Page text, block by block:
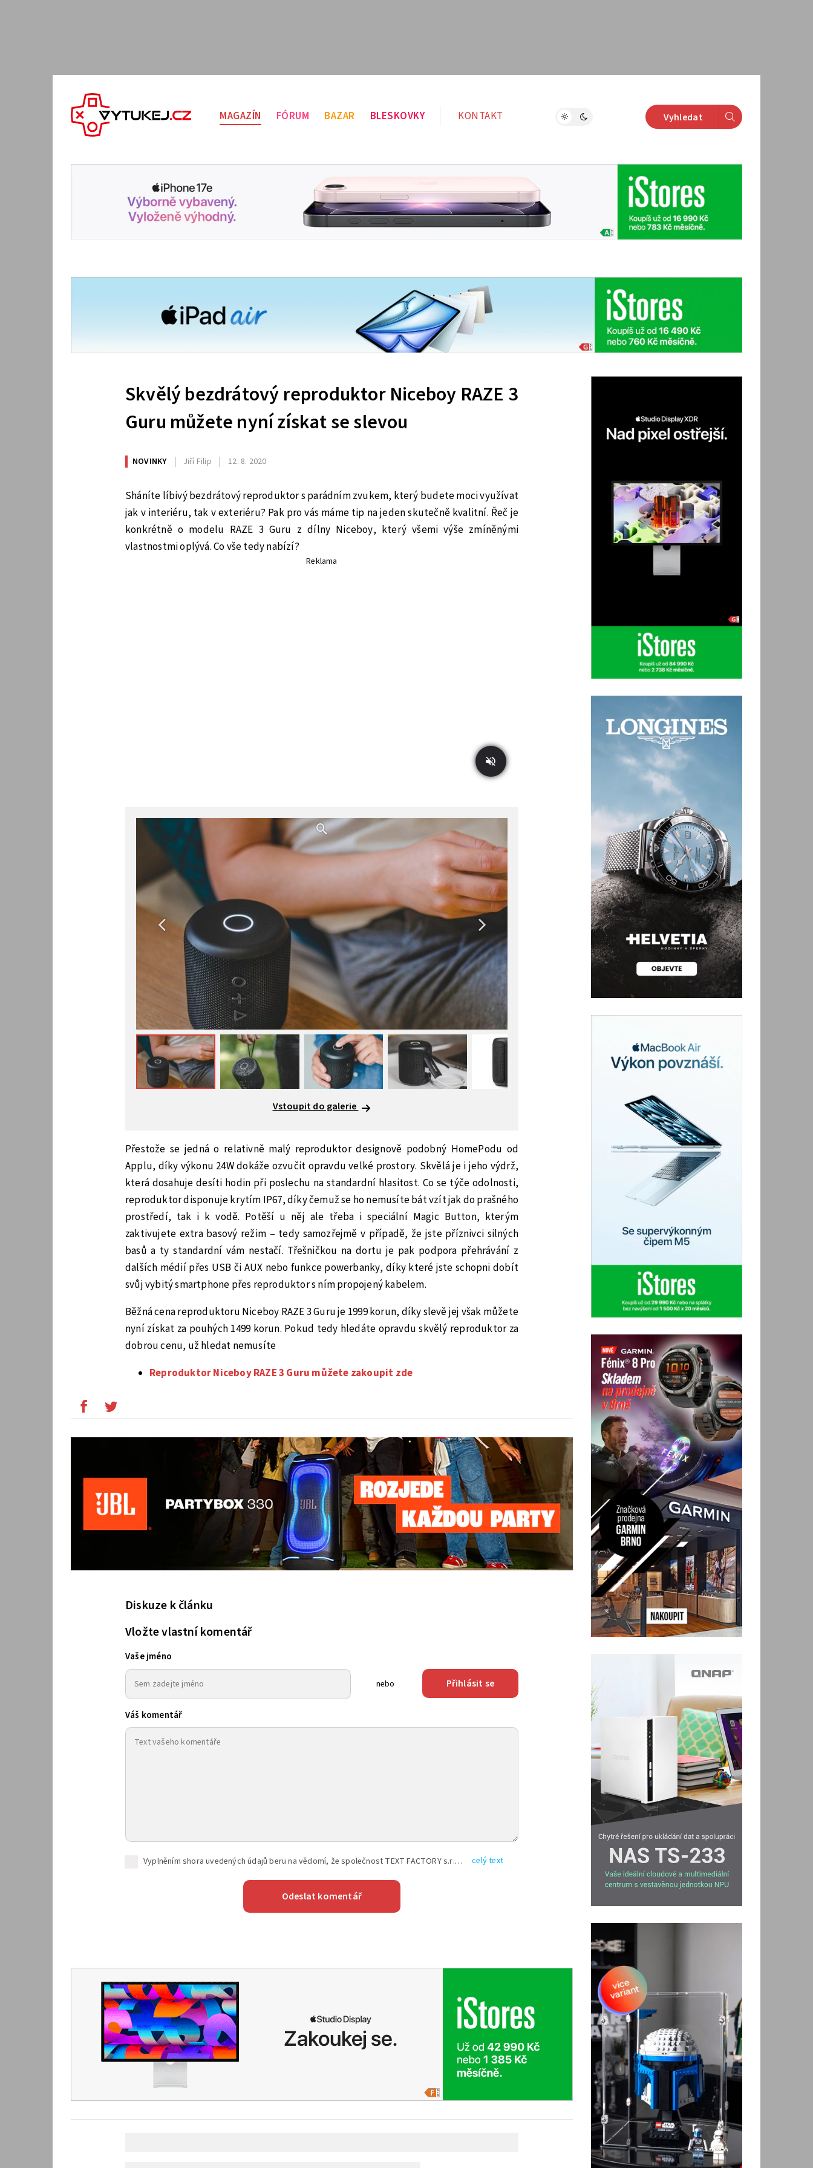
MAGAZÍN FÓRUM BAZAR BLESKOVKY KONTAKT Vyhledat
Skvělý bezdrátový reproduktor Niceboy RAZE 3
Guru můžete nyní získat se slevou
NOVINKY Jiří Filip 12. 8. 2020
Sháníte líbivý bezdrátový reproduktor s parádním zvukem, který budete moci využívat
jak v interiéru, tak v exteriéru? Pak pro vás máme tip na jeden skutečně kvalitní. Řeč je
konkrétně o modelu RAZE 3 Guru z dílny Niceboy, který všemi výše zmíněnými
vlastnostmi oplývá. Co vše tedy nabízí?
Reklama
Vstoupit do galerie
Přestože se jedná o relativně malý reproduktor designově podobný HomePodu od
Applu, díky výkonu 24W dokáže ozvučit opravdu velké prostory. Skvělá je i jeho výdrž,
která dosahuje desíti hodin při poslechu na standardní hlasitost. Co se týče odolnosti,
reproduktor disponuje krytím IP67, díky čemuž se ho nemusíte bát vzít jak do prašného
prostředí, tak i k vodě. Potěší u něj ale třeba i speciální Magic Button, kterým
zaktivujete extra basový režim – tedy samozřejmě v případě, že jste příznivci silných
basů a ty standardní vám nestačí. Třešničkou na dortu je pak podpora přehrávání z
dalších médií přes USB či AUX nebo funkce powerbanky, díky které jste schopni dobít
svůj vybitý smartphone přes reproduktor s ním propojený kabelem.
Běžná cena reproduktoru Niceboy RAZE 3 Guru je 1999 korun, díky slevě jej však můžete
nyní získat za pouhých 1499 korun. Pokud tedy hledáte opravdu skvělý reproduktor za
dobrou cenu, už hledat nemusíte
Reproduktor Niceboy RAZE 3 Guru můžete zakoupit zde
Diskuze k článku
Vložte vlastní komentář
Vaše jméno
nebo Přihlásit se
Váš komentář
Vyplněním shora uvedených údajů beru na vědomí, že společnost TEXT FACTORY s.r.o., sídlem Brno, Durďákova 336/29, Černá Pole, PSČ: 613 00, IČ: 06157831, zapsané u Krajského soudu v Brně, oddíl C, vložka 100399, bude zpracovávat mé osobní údaje uvedené v rámci mnou vyplněného registračního formuláře na základě oprávněných zájmů TEXT FACTORY s.r.o. dle čl. 6 odst. 1 písm. f) GDPR a pro splnění právních povinností (čl. 6 odst. 1 písm. c) GDPR), a to pro tyto účely: nezbytnost zajistit oprávnění návštěvníka webových stránek provozovaných společností TEXT FACTORY s.r.o. přispívat aktivně ke zveřejněným článkům nebo v rámci diskusních fór a výkon práv TEXT FACTORY s.r.o. jako administrátora těchto diskusních fór. Více informací o zpracování osobních údajů a právech lze nalézt v celý text